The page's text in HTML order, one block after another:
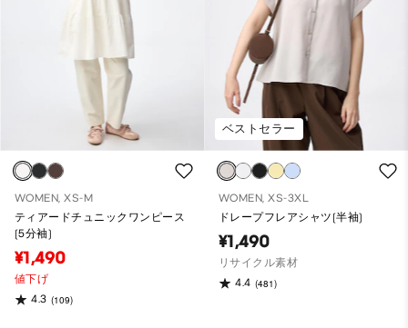
WOMEN, XS-M
ティアードチュニックワンピース
(5分袖)
¥1,490
値下げ
4.3 (109)
ベストセラー
WOMEN, XS-3XL
ドレープフレアシャツ(半袖)
¥1,490
リサイクル素材
4.4 (481)